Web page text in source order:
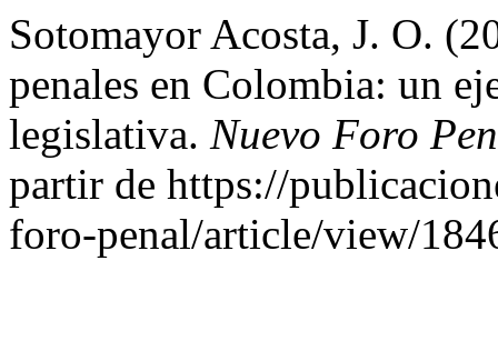
Sotomayor Acosta, J. O.
penales en Colombia: un
legislativa. Nuevo Foro
partir de https://
foro-penal/article/view/